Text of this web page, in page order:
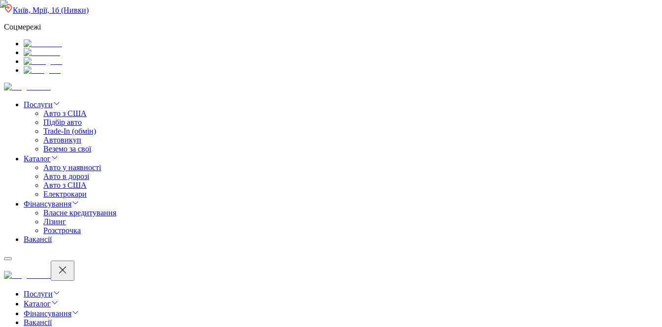
Київ, Мрії, 1б (Нивки)
Соцмережі
Послуги
Авто з США
Підбір авто
Trade-In (обмін)
Автовикуп
Веземо за свої
Каталог
Авто у наявності
Авто в дорозі
Авто з США
Електрокари
Фінансування
Власне кредитування
Лізинг
Розстрочка
Вакансії
Послуги
Каталог
Фінансування
Вакансії